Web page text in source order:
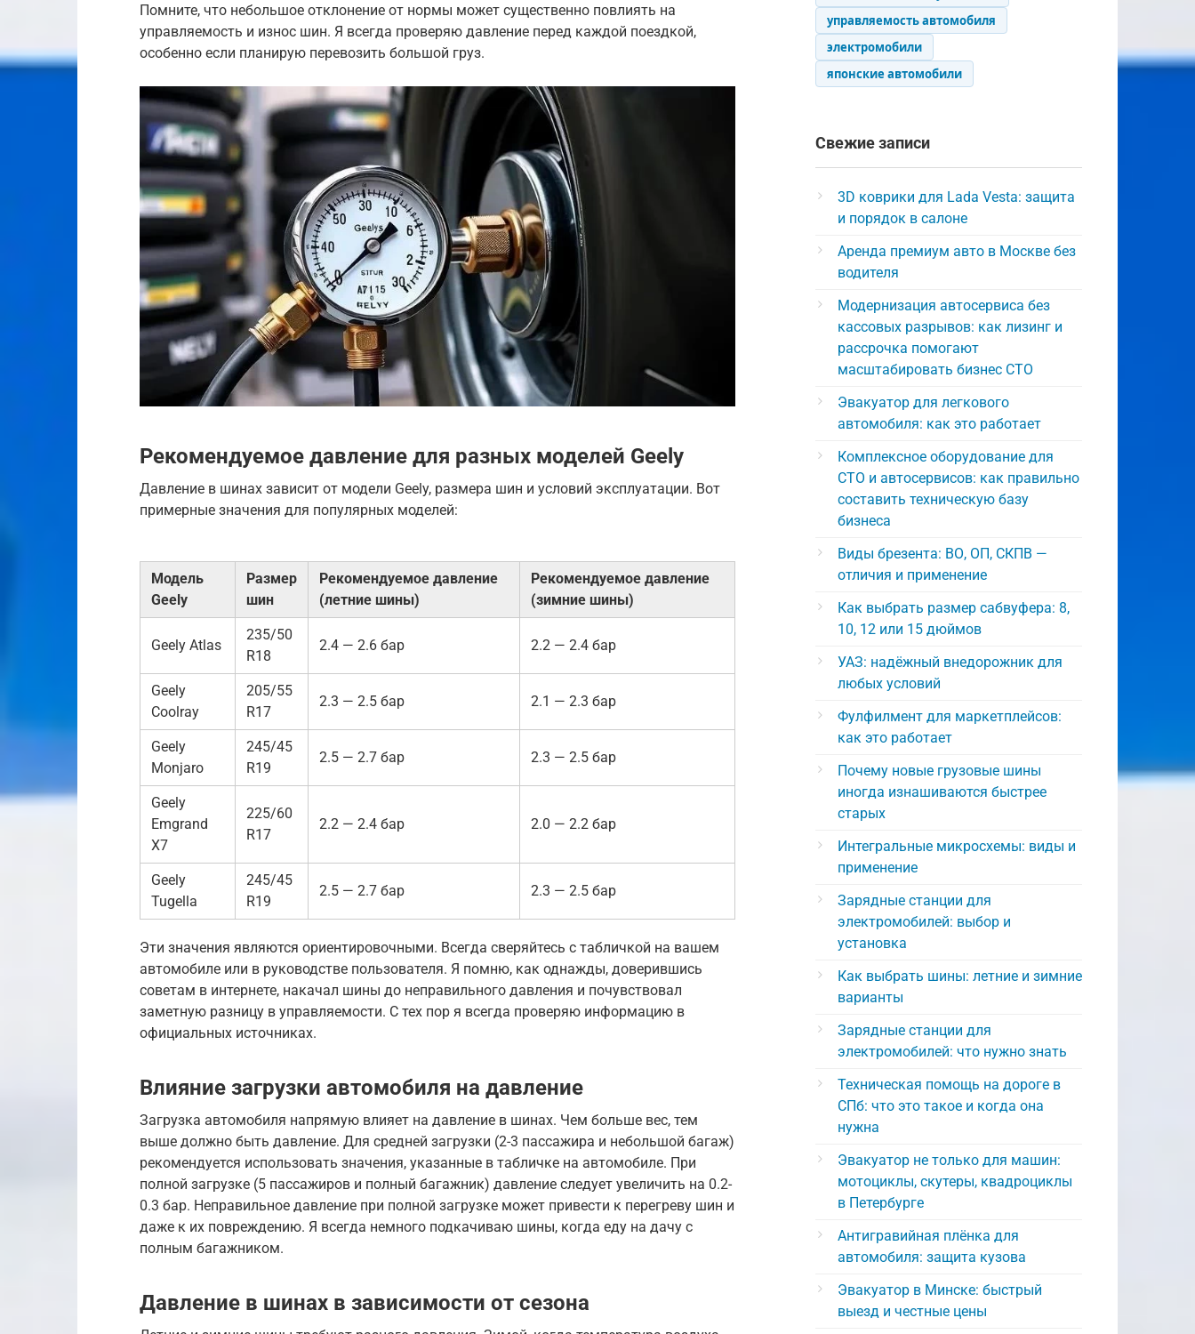
Помните, что небольшое отклонение от нормы может существенно повлиять на
управляемость и износ шин. Я всегда проверяю давление перед каждой поездкой,
особенно если планирую перевозить большой груз.
Рекомендуемое давление для разных моделей Geely
Давление в шинах зависит от модели Geely, размера шин и условий эксплуатации. Вот
примерные значения для популярных моделей:
Модель
Geely
Размер
шин
Рекомендуемое давление
(летние шины)
Рекомендуемое давление
(зимние шины)
Geely Atlas
235/50
R18
2.4 — 2.6 бар 2.2 — 2.4 бар
Geely
Coolray
205/55
R17
2.3 — 2.5 бар 2.1 — 2.3 бар
Geely
Monjaro
245/45
R19
2.5 — 2.7 бар 2.3 — 2.5 бар
Geely
Emgrand
X7
225/60
R17
2.2 — 2.4 бар 2.0 — 2.2 бар
Geely
Tugella
245/45
R19
2.5 — 2.7 бар 2.3 — 2.5 бар
Эти значения являются ориентировочными. Всегда сверяйтесь с табличкой на вашем
автомобиле или в руководстве пользователя. Я помню, как однажды, доверившись
советам в интернете, накачал шины до неправильного давления и почувствовал
заметную разницу в управляемости. С тех пор я всегда проверяю информацию в
официальных источниках.
Влияние загрузки автомобиля на давление
Загрузка автомобиля напрямую влияет на давление в шинах. Чем больше вес, тем
выше должно быть давление. Для средней загрузки (2-3 пассажира и небольшой багаж)
рекомендуется использовать значения, указанные в табличке на автомобиле. При
полной загрузке (5 пассажиров и полный багажник) давление следует увеличить на 0.2-
0.3 бар. Неправильное давление при полной загрузке может привести к перегреву шин и
даже к их повреждению. Я всегда немного подкачиваю шины, когда еду на дачу с
полным багажником.
Давление в шинах в зависимости от сезона
управляемость автомобиля
электромобили
японские автомобили
Свежие записи
3D коврики для Lada Vesta: защита
и порядок в салоне
Аренда премиум авто в Москве без
водителя
Модернизация автосервиса без
кассовых разрывов: как лизинг и
рассрочка помогают
масштабировать бизнес СТО
Эвакуатор для легкового
автомобиля: как это работает
Комплексное оборудование для
СТО и автосервисов: как правильно
составить техническую базу
бизнеса
Виды брезента: ВО, ОП, СКПВ —
отличия и применение
Как выбрать размер сабвуфера: 8,
10, 12 или 15 дюймов
УАЗ: надёжный внедорожник для
любых условий
Фулфилмент для маркетплейсов:
как это работает
Почему новые грузовые шины
иногда изнашиваются быстрее
старых
Интегральные микросхемы: виды и
применение
Зарядные станции для
электромобилей: выбор и
установка
Как выбрать шины: летние и зимние
варианты
Зарядные станции для
электромобилей: что нужно знать
Техническая помощь на дороге в
СПб: что это такое и когда она
нужна
Эвакуатор не только для машин:
мотоциклы, скутеры, квадроциклы
в Петербурге
Антигравийная плёнка для
автомобиля: защита кузова
Эвакуатор в Минске: быстрый
выезд и честные цены